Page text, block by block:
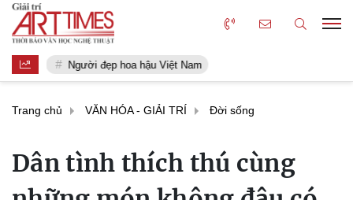
Người đẹp hoa hậu Việt Nam
Trang chủ VĂN HÓA - GIẢI TRÍ Đời sống
Dân tình thích thú cùng